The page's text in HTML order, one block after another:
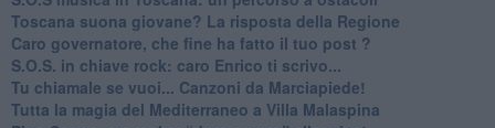
​Toscana suona giovane? La risposta della Regione
Caro governatore, che fine ha fatto il tuo post ?
S.O.S. in chiave rock: caro Enrico ti scrivo...
Tu chiamale se vuoi... Canzoni da Marciapiede!
​Tutta la magia del Mediterraneo a Villa Malaspina